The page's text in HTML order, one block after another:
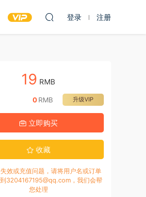
登录 注册
19 RMB
升级VIP
0 RMB
立即购买
收藏
效或充值问题，请将用户名或订单
3204167195@qq.com，我们会帮
您处理